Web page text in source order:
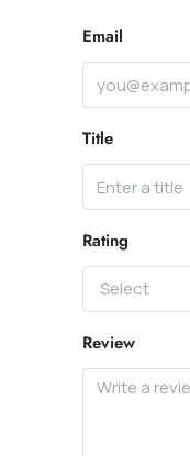
Email
Title
Rating
Select
Review